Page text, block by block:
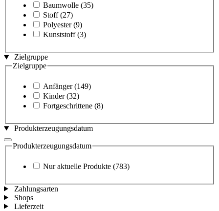
Baumwolle (35)
Stoff (27)
Polyester (9)
Kunststoff (3)
Zielgruppe
Zielgruppe
Anfänger (149)
Kinder (32)
Fortgeschrittene (8)
Produkterzeugungsdatum
Produkterzeugungsdatum
Nur aktuelle Produkte (783)
Zahlungsarten
Shops
Lieferzeit